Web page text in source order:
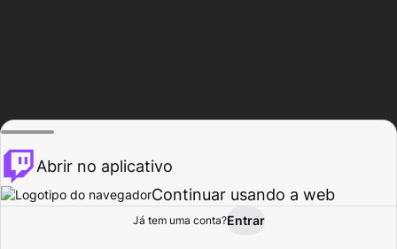
Procurar Atividade
Abrir no aplicativo
Continuar usando a web
Já tem uma conta?Entrar